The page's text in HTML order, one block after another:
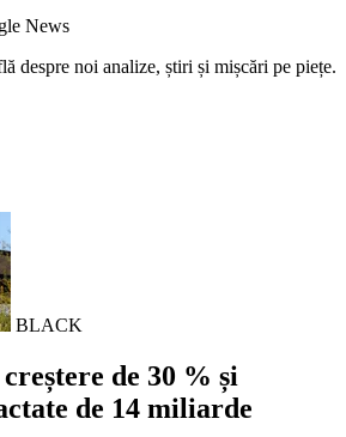
News
despre noi analize, știri și mișcări pe piețe.
BLACK
de 30 % și
de 14 miliarde